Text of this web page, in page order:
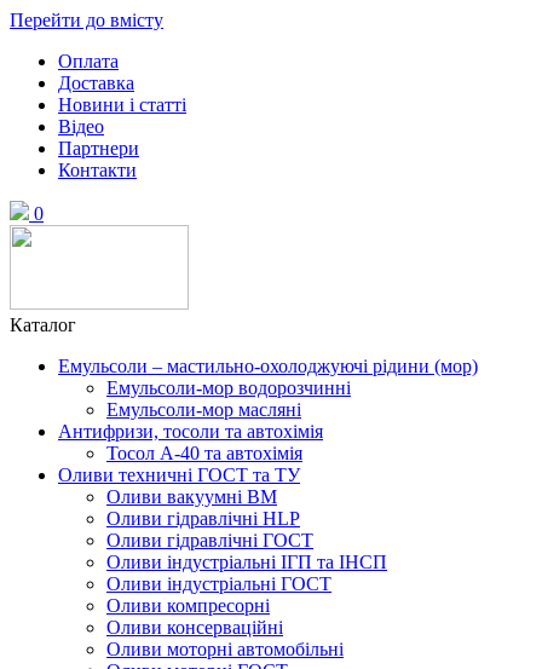
Перейти до вмісту
Оплата
Доставка
Новини і статті
Відео
Партнери
Контакти
0
Каталог
Емульсоли – мастильно-охолоджуючі рідини (мор)
Емульсоли-мор водорозчинні
Емульсоли-мор масляні
Антифризи, тосоли та автохімія
Тосол А-40 та автохімія
Оливи техничні ГОСТ та ТУ
Оливи вакуумні ВМ
Оливи гідравлічні HLP
Оливи гідравлічні ГОСТ
Оливи індустріальні ІГП та ІНСП
Оливи індустріальні ГОСТ
Оливи компресорні
Оливи консерваційні
Оливи моторні автомобільні